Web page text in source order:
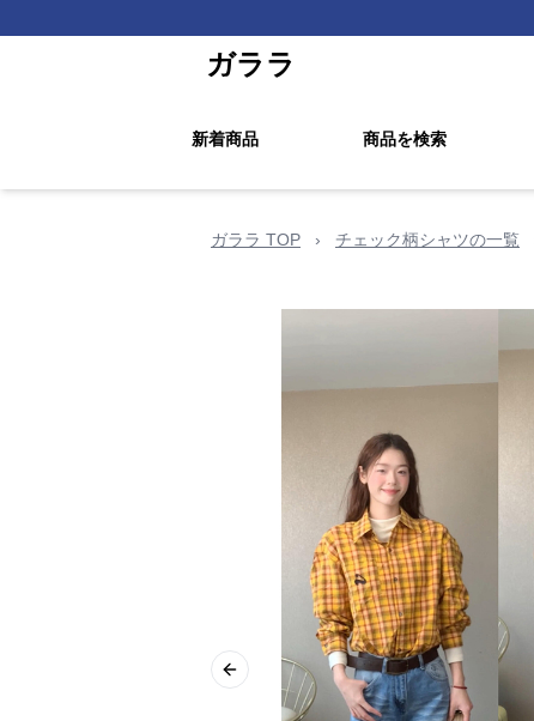
ガララ
新着商品 商品を検索
ガララ TOP › チェック柄シャツの一覧
Previous slide